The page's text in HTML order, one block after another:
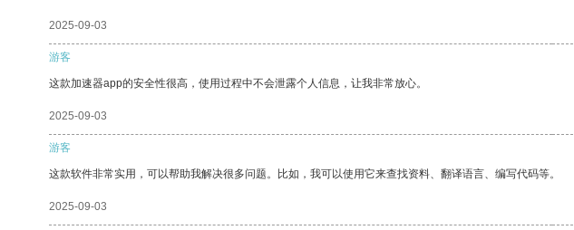
2025-09-03
游客
这款加速器app的安全性很高，使用过程中不会泄露个人信息，让我非常放心。
2025-09-03
游客
这款软件非常实用，可以帮助我解决很多问题。比如，我可以使用它来查找资料、翻译语言、编写代码等。
2025-09-03